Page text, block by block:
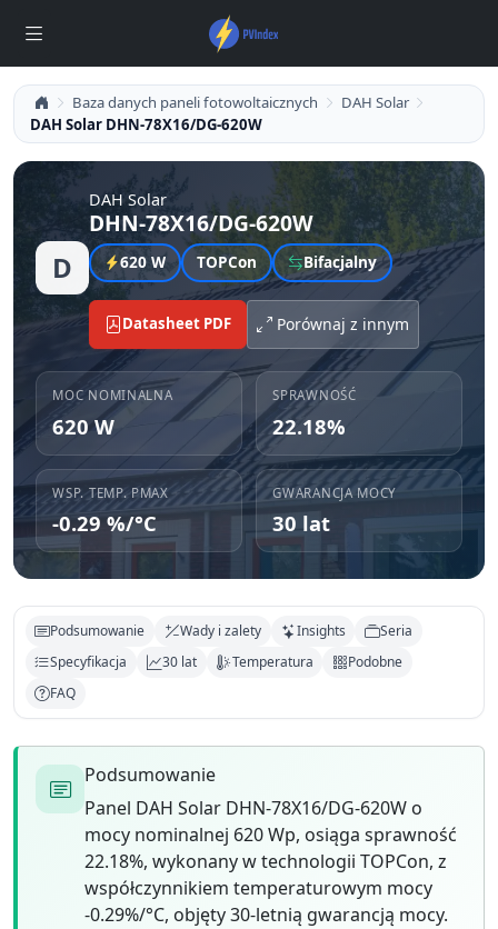
Baza danych paneli fotowoltaicznych
DAH Solar
DAH Solar DHN-78X16/DG-620W
D
DAH Solar
DHN-78X16/DG-620W
620 W TOPCon Bifacjalny
Datasheet PDF Porównaj z innym
MOC NOMINALNA
620 W
SPRAWNOŚĆ
22.18%
WSP. TEMP. PMAX
-0.29 %/°C
GWARANCJA MOCY
30 lat
Podsumowanie Wady i zalety Insights
Seria
Specyfikacja
30 lat Temperatura
Podobne
FAQ
Podsumowanie
Panel DAH Solar DHN-78X16/DG-620W o
mocy nominalnej 620 Wp, osiąga sprawność
22.18%, wykonany w technologii TOPCon, z
współczynnikiem temperaturowym mocy
-0.29%/°C, objęty 30-letnią gwarancją mocy.